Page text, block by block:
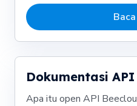
Dokumentasi
Apa itu open API